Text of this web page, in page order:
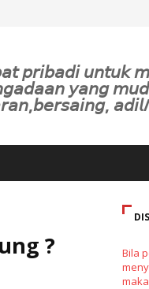
𝘱𝘳𝘪𝘣𝘢𝘥𝘪
𝘺𝘢𝘯𝘨
?
Bila